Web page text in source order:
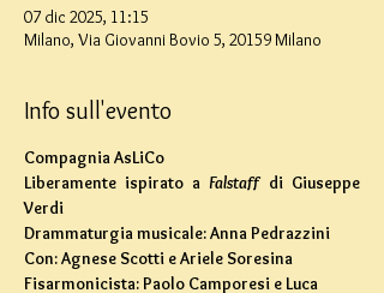
07 dic 2025, 11:15
Milano, Via Giovanni Bovio 5, 20159 Milano
Info sull'evento
Compagnia AsLiCo
Liberamente ispirato a Falstaff di Giuseppe
Verdi
Drammaturgia musicale: Anna Pedrazzini
Con: Agnese Scotti e Ariele Soresina
Fisarmonicista: Paolo Camporesi e Luca